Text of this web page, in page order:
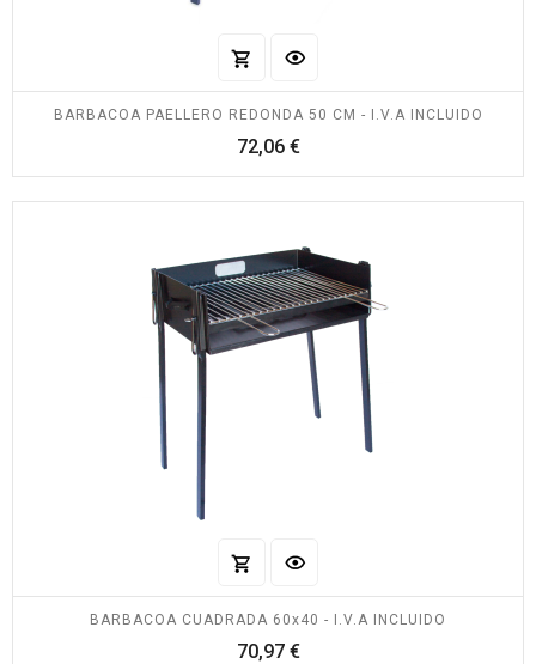
BARBACOA PAELLERO REDONDA 50 CM - I.V.A INCLUIDO
72,06 €Precio
BARBACOA CUADRADA 60x40 - I.V.A INCLUIDO
70,97 €Precio